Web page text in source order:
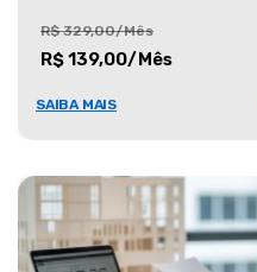
R$ 329,00/Mês
R$ 139,00/Mês
SAIBA MAIS